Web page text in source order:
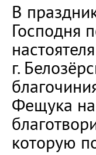
В
Господня
настоятеля
г.
Фещука
которую